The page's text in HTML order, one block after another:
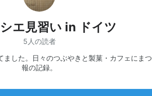
エ見習い in ドイツ
5人の読者
ました。日々のつぶやきと製菓・カフェにま
報の記録。